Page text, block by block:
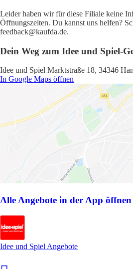
Leider haben wir für diese Filiale keine
Öffnungszeiten. Du kannst uns helfen?
feedback@kaufda.de.
Dein Weg zum Idee und Spiel-
Idee und Spiel Marktstraße 18, 34346
In Google Maps öffnen
Alle Angebote in der App öffnen
Idee und Spiel Angebote